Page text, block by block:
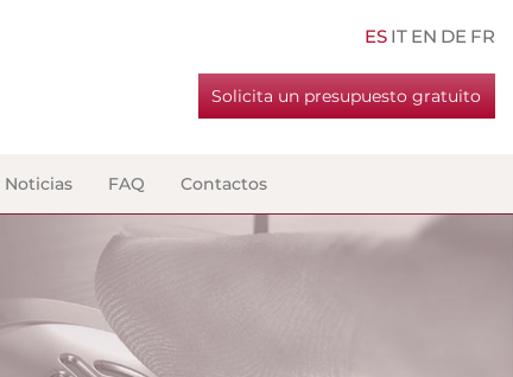
ES IT EN DE FR
Solicita un presupuesto gratuito
Noticias FAQ Contactos